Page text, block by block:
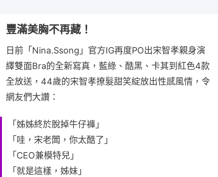
豐滿美胸不再藏！
日前「Nina.Ssong」官方IG再度PO出宋智孝親身演
繹雙面Bra的全新寫真，藍綠、酷黑、卡其到紅色4款
全放送，44歲的宋智孝撩髮甜笑綻放出性感風情，令
網友們大讚：
「姊姊終於脫掉牛仔褲」
「哇，宋老闆，你太酷了」
「CEO兼模特兒」
「就是這樣，姊妹」